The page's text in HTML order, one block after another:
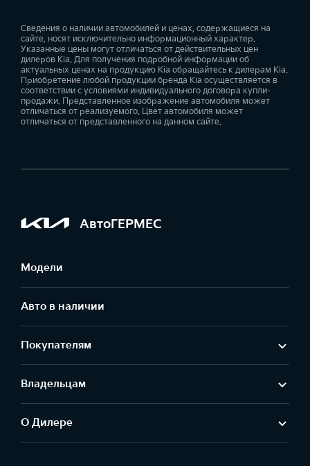
Сведения о наличии автомобилей и ценах, содержащиеся на
сайте, носят исключительно информационный характер.
Указанные цены могут отличаться от действительных цен
дилеров Kia. Для получения подробной информации об
актуальных ценах на продукцию Kia обращайтесь к дилерам Kia.
Приобретение любой продукции бренда Kia осуществляется в
соответствии с условиями индивидуального договора купли-
продажи. Представленное изображение автомобиля может
отличаться от реализуемого. Цвет автомобиля может
отличаться от представленного на данном сайте.
АвтоГЕРМЕС
Модели
Авто в наличии
Покупателям
Владельцам
О Дилере